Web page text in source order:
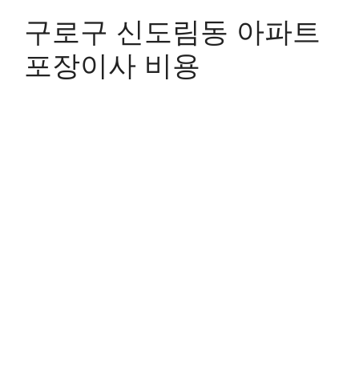
구로구 신도림동 아파트
포장이사 비용